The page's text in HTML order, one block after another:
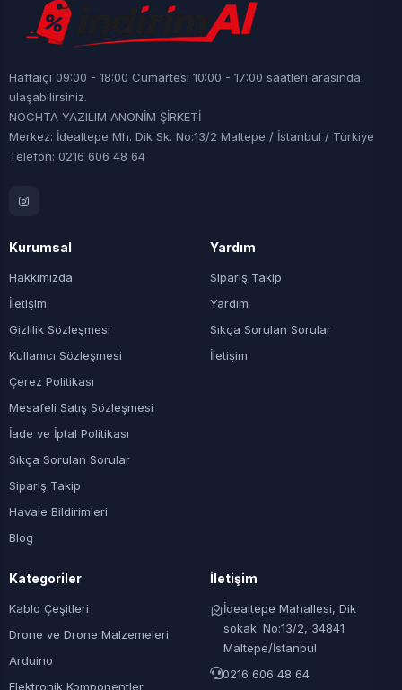
Haftaiçi 09:00 - 18:00 Cumartesi 10:00 - 17:00 saatleri arasında
ulaşabilirsiniz.
NOCHTA YAZILIM ANONİM ŞİRKETİ
Merkez: İdealtepe Mh. Dik Sk. No:13/2 Maltepe / İstanbul / Türkiye
Telefon: 0216 606 48 64
Kurumsal
Hakkımızda
İletişim
Gizlilik Sözleşmesi
Kullanıcı Sözleşmesi
Çerez Politikası
Mesafeli Satış Sözleşmesi
İade ve İptal Politikası
Sıkça Sorulan Sorular
Sipariş Takip
Havale Bildirimleri
Blog
Yardım
Sipariş Takip
Yardım
Sıkça Sorulan Sorular
İletişim
Kategoriler
Kablo Çeşitleri
Drone ve Drone Malzemeleri
Arduino
Elektronik Komponentler
İletişim
İdealtepe Mahallesi, Dik
sokak. No:13/2, 34841
Maltepe/İstanbul
0216 606 48 64